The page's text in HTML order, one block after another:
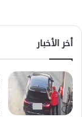
أخر الأخبار